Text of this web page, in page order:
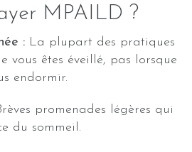
MPAILD ?
: La plupart des pratiques
vous êtes éveillé, pas lorsque
endormir.
promenades légères qui
du sommeil.